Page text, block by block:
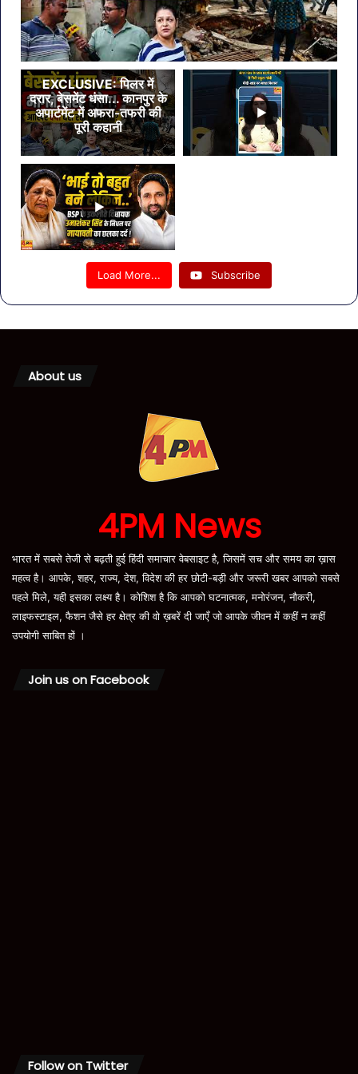
EXCLUSIVE: पिलर में
दरार, बेसमेंट धंसा... कानपुर के
अपार्टमेंट में अफरा-तफरी की
पूरी कहानी
Load More... Subscribe
About us
4PM News
भारत में सबसे तेजी से बढ़ती हुई हिंदी समाचार वेबसाइट है, जिसमें सच और समय का ख़ास
महत्व है। आपके, शहर, राज्य, देश, विदेश की हर छोटी-बड़ी और जरूरी खबर आपको सबसे
पहले मिले, यही इसका लक्ष्य है। कोशिश है कि आपको घटनात्मक, मनोरंजन, नौकरी,
लाइफस्टाइल, फैशन जैसे हर क्षेत्र की वो ख़बरें दी जाएँ जो आपके जीवन में कहीं न कहीं
उपयोगी साबित हों ।
Join us on Facebook
Follow on Twitter